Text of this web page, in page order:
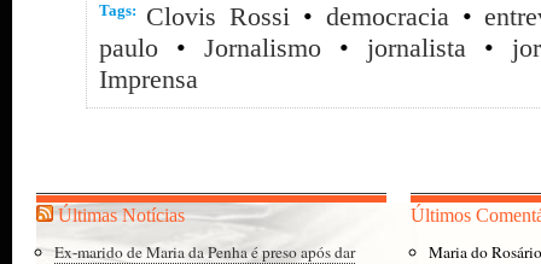
Tags: Clovis Rossi• democracia•
paulo • Jornalismo • jornalista •
Imprensa
Últimas Notícias
Ex-marido de Maria da Penha é preso após dar
Últimos
Maria do